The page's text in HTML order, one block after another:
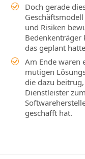
Doch gerade
und Risiken
Bedenkenträger
das geplant
Am Ende waren
mutigen
die dazu
Dienstleister
geschafft hat.